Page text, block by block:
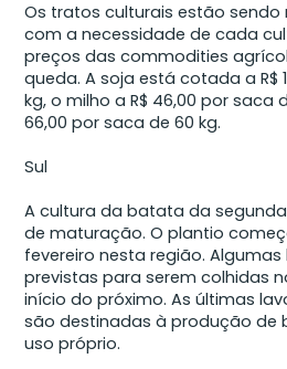
Os tratos culturais estão
com a necessidade de cada
preços das commodities
queda. A soja está cotada a R$
kg, o milho a R$ 46,00 por saca
66,00 por saca de 60 kg.
Sul
A cultura da batata da
de maturação. O plantio
fevereiro nesta região.
previstas para serem colhidas
início do próximo. As últimas
são destinadas à produção
uso próprio.